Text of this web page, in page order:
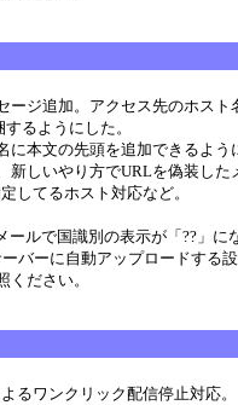
ージ追加。アクセス先のホス
るようにした。
に本文の先頭を追加できるよう
新しいやり方でURLを偽装し
してるホスト対応など。
ールで国識別の表示が「??」
バーに自動アップロードする
ください。
るワンクリック配信停止対応。